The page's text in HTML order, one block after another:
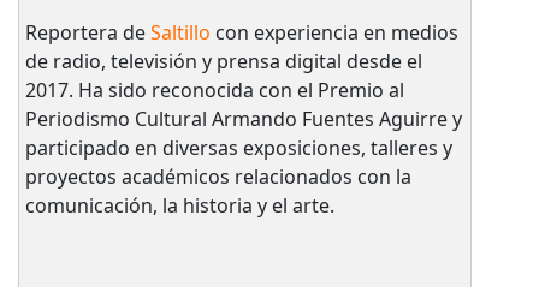
Reportera deSaltillo con experiencia en medios
de radio, televisión y prensa digital desde el
2017. Ha sido reconocida con el Premio al
Periodismo Cultural Armando Fuentes Aguirre y
participado en diversas exposiciones, talleres y
proyectos académicos relacionados con la
comunicación, la historia y el arte.